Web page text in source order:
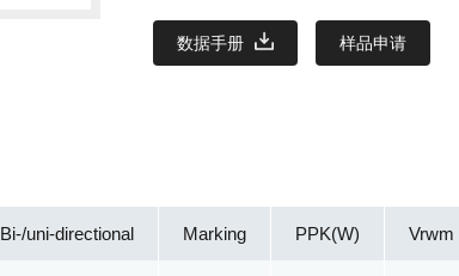
数据手册 样品申请
Bi-/uni-directional Marking PPK(W) Vrwm